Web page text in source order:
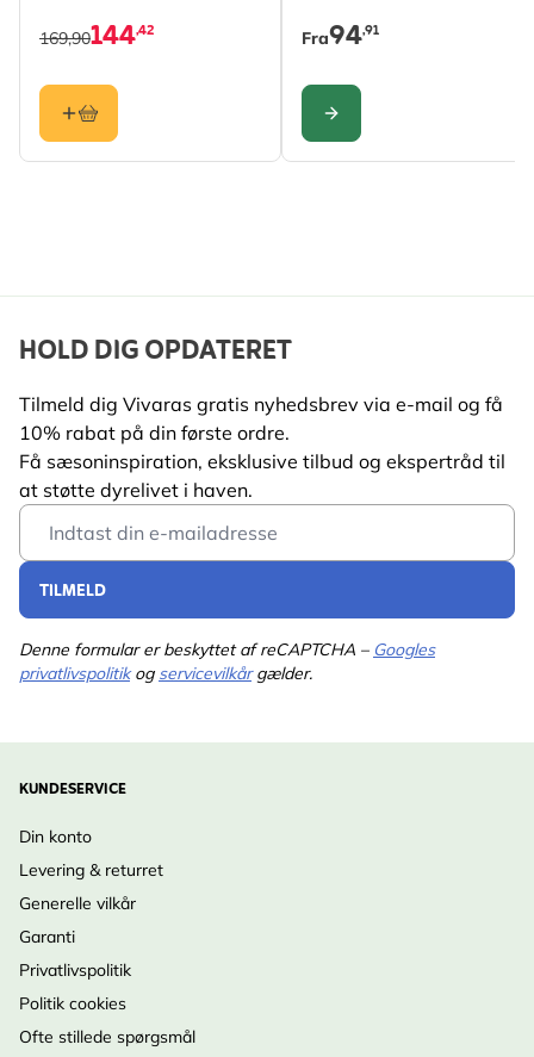
Støtter biodiversitet:
hjælper bestøvere
Dekorativt design:
inspireret af alpestil
Materiale Træ (FSC® 100%)
144,42
169,90 Fra94,91
KONFIGURER
HOLD DIG OPDATERET
Tilmeld dig Vivaras gratis nyhedsbrev via e-mail og få
10% rabat på din første ordre.
Få sæsoninspiration, eksklusive tilbud og ekspertråd til
at støtte dyrelivet i haven.
Email Address
TILMELD
Denne formular er beskyttet af reCAPTCHA – Googles
privatlivspolitikog servicevilkårgælder.
KUNDESERVICE
Din konto
Levering & returret
Generelle vilkår
Garanti
Privatlivspolitik
Politik cookies
Ofte stillede spørgsmål